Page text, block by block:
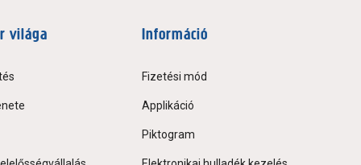
világa Információ
Fizetési mód
Applikáció
Piktogram